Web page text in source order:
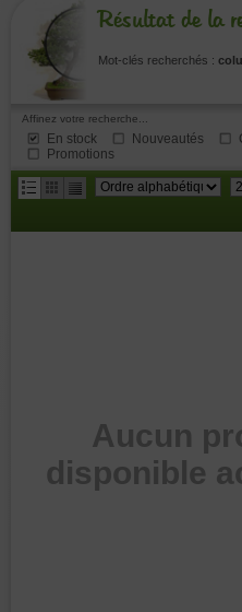
Résultat de la
Mot-clés recherchés :
Affinez votre recherche...
En stock Nouveautés
Promotions
Aucun
disponible